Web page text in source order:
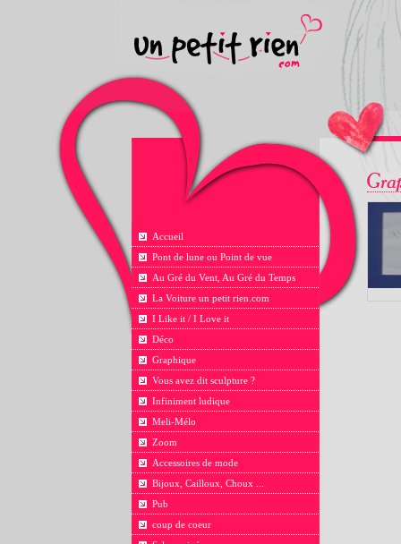
Accueil
Pont de lune ou Point de vue
Au Gré du Vent, Au Gré du Temps
La Voiture un petit rien.com
I Like it / I Love it
Déco
Graphique
Vous avez dit sculpture ?
Infiniment ludique
Meli-Mélo
Zoom
Accessoires de mode
Bijoux, Cailloux, Choux ...
Pub
coup de coeur